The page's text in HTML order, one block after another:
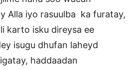
Alla iyo rasuulba ka furatay,
karto isku direysa ee
isugu dhufan laheyd
haddaadan